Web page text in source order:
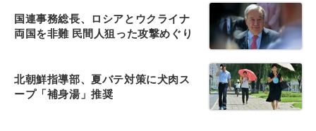
国連事務総長、ロシアとウクライナ
両国を非難 民間人狙った攻撃めぐり
北朝鮮指導部、夏バテ対策に犬肉ス
ープ「補身湯」推奨